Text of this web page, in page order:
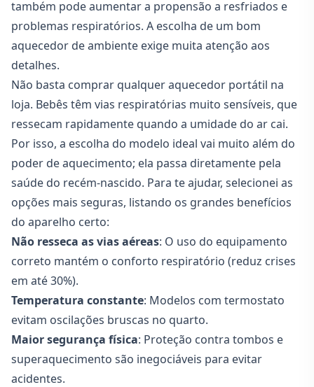
também pode aumentar a propensão a resfriados e
problemas respiratórios. A escolha de um bom
aquecedor de ambiente exige muita atenção aos
detalhes.
Não basta comprar qualquer aquecedor portátil na
loja. Bebês têm vias respiratórias muito sensíveis, que
ressecam rapidamente quando a umidade do ar cai.
Por isso, a escolha do modelo ideal vai muito além do
poder de aquecimento; ela passa diretamente pela
saúde do recém-nascido. Para te ajudar, selecionei as
opções mais seguras, listando os grandes benefícios
do aparelho certo:
Não resseca as vias aéreas: O uso do equipamento
correto mantém o conforto respiratório (reduz crises
em até 30%).
Temperatura constante: Modelos com termostato
evitam oscilações bruscas no quarto.
Maior segurança física: Proteção contra tombos e
superaquecimento são inegociáveis para evitar
acidentes.